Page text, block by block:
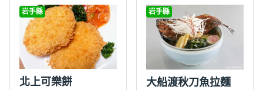
岩手縣
北上可樂餅
岩手縣
大船渡秋刀魚拉麵